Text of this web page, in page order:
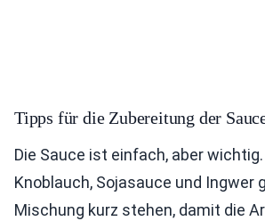
Tipps für die Zubereitung der
Die Sauce ist einfach, aber
Knoblauch, Sojasauce und Ingwer
Mischung kurz stehen, damit die